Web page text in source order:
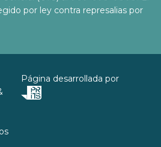
por ley contra represalias por
Página desarrollada por